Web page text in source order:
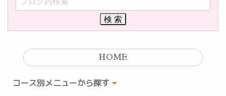
HOME
コース別メニューから探す